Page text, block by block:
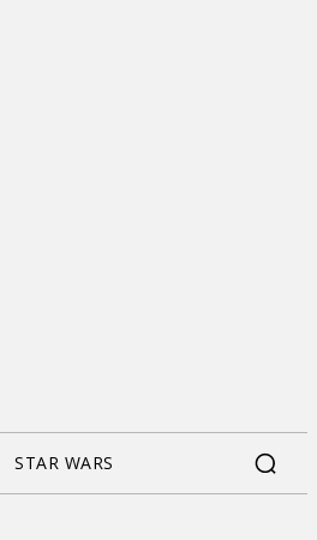
STAR WARS